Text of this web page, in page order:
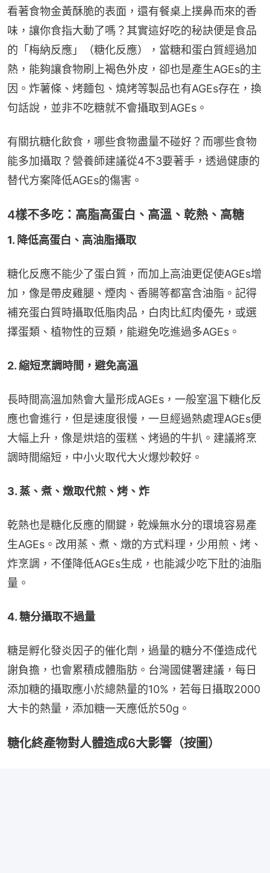
看著食物金黃酥脆的表面，還有餐桌上撲鼻而來的香
味，讓你食指大動了嗎？其實這好吃的秘訣便是食品
的「梅納反應」（糖化反應），當糖和蛋白質經過加
熱，能夠讓食物刷上褐色外皮，卻也是產生AGEs的主
因。炸薯條、烤麵包、燒烤等製品也有AGEs存在，換
句話說，並非不吃糖就不會攝取到AGEs。
有關抗糖化飲食，哪些食物盡量不碰好？而哪些食物
能多加攝取？營養師建議從4不3要著手，透過健康的
替代方案降低AGEs的傷害。
4樣不多吃：高脂高蛋白、高溫、乾熱、高糖
1. 降低高蛋白、高油脂攝取
糖化反應不能少了蛋白質，而加上高油更促使AGEs增
加，像是帶皮雞腿、煙肉、香腸等都富含油脂。記得
補充蛋白質時攝取低脂肉品，白肉比紅肉優先，或選
擇蛋類、植物性的豆類，能避免吃進過多AGEs。
2. 縮短烹調時間，避免高溫
長時間高溫加熱會大量形成AGEs，一般室溫下糖化反
應也會進行，但是速度很慢，一旦經過熱處理AGEs便
大幅上升，像是烘焙的蛋糕、烤過的牛扒。建議將烹
調時間縮短，中小火取代大火爆炒較好。
3. 蒸、煮、燉取代煎、烤、炸
乾熱也是糖化反應的關鍵，乾燥無水分的環境容易產
生AGEs。改用蒸、煮、燉的方式料理，少用煎、烤、
炸烹調，不僅降低AGEs生成，也能減少吃下肚的油脂
量。
4. 糖分攝取不過量
糖是孵化發炎因子的催化劑，過量的糖分不僅造成代
謝負擔，也會累積成體脂肪。台灣國健署建議，每日
添加糖的攝取應小於總熱量的10%，若每日攝取2000
大卡的熱量，添加糖一天應低於50g。
糖化終產物對人體造成6大影響（按圖）